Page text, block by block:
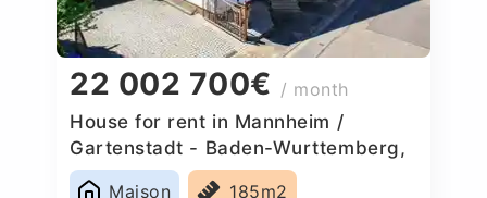
22 002 700€ / month
House for rent in Mannheim /
Gartenstadt - Baden-Wurttemberg,
Germany
Maison
185m2